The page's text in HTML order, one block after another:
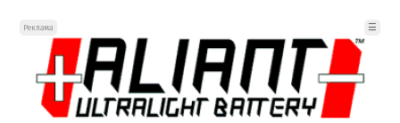
Реклама ☰